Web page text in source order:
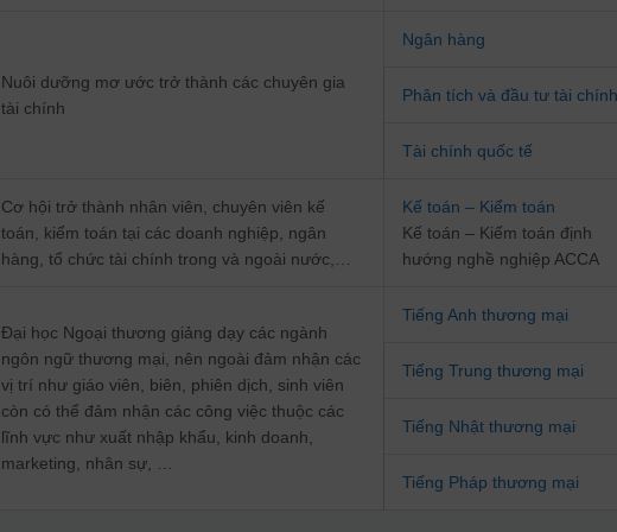
Nuôi dưỡng mơ ước trở thành các chuyên gia
tài chính
Ngân hàng
Phân tích và đầu tư tài
Tài chính quốc tế
Cơ hội trở thành nhân viên, chuyên viên kế
toán, kiểm toán tại các doanh nghiệp, ngân
hàng, tổ chức tài chính trong và ngoài nước,…
Kế toán – Kiểm toán
Kế toán – Kiểm toán định
hướng nghề nghiệp ACCA
Đại học Ngoại thương giảng dạy các ngành
ngôn ngữ thương mại, nên ngoài đảm nhận các
vị trí như giáo viên, biên, phiên dịch, sinh viên
còn có thể đảm nhận các công việc thuộc các
lĩnh vực như xuất nhập khẩu, kinh doanh,
marketing, nhân sự, …
Tiếng Anh thương mại
Tiếng Trung thương mại
Tiếng Nhật thương mại
Tiếng Pháp thương mại